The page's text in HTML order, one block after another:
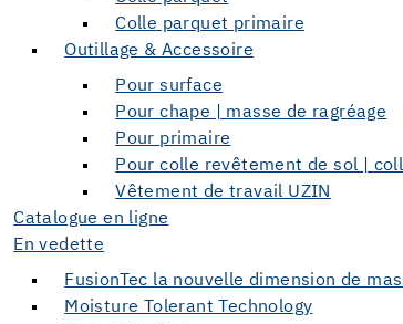
Colle parquet primaire
Outillage & Accessoire
Pour surface
Pour chape | masse de ragréage
Pour primaire
Pour colle revêtement de sol |
Vêtement de travail UZIN
Catalogue en ligne
En vedette
FusionTec la nouvelle dimension de
Moisture Tolerant Technology